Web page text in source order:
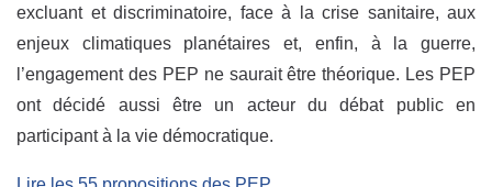
excluant et discriminatoire, face à la crise sanitaire, aux
enjeux climatiques planétaires et, enfin, à la guerre,
l’engagement des PEP ne saurait être théorique. Les PEP
ont décidé aussi être un acteur du débat public en
participant à la vie démocratique.